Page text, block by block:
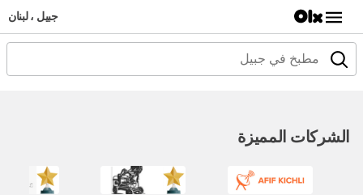
جبيل ، لبنان
الشركات المميزة